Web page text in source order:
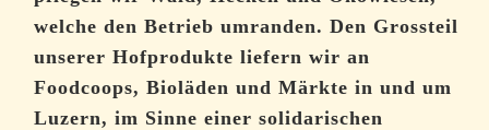
welche den Betrieb umranden. Den Grossteil
unserer Hofprodukte liefern wir an
Foodcoops, Bioläden und Märkte in und um
Luzern, im Sinne einer solidarischen